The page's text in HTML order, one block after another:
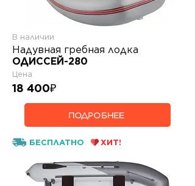
Надувная гребная лодка
ОДИССЕЙ-280
В наличии
Цена
18 400₽
ПОДРОБНЕЕ
БЕСПЛАТНО ХИТ!